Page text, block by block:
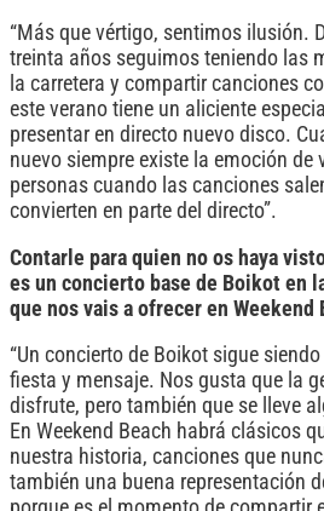
“Más que vértigo, sentimos ilusión.
treinta años seguimos teniendo las
la carretera y compartir canciones
este verano tiene un aliciente
presentar en directo nuevo disco.
nuevo siempre existe la emoción de
personas cuando las canciones
convierten en parte del directo”.
Contarle para quien no os haya
es un concierto base de Boikot en
que nos vais a ofrecer en Weekend
“Un concierto de Boikot sigue
fiesta y mensaje. Nos gusta que la
disfrute, pero también que se lleve
En Weekend Beach habrá clásicos
nuestra historia, canciones que
también una buena representación